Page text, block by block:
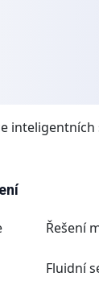
Řešení
Fluidní